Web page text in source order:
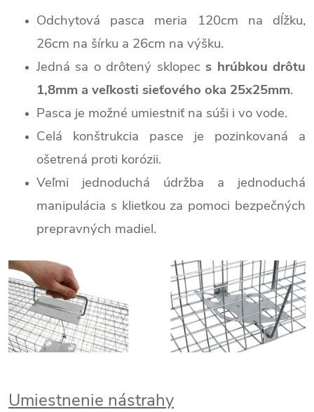
Odchytová pasca meria 120cm na dĺžku,
26cm na šírku a 26cm na výšku.
Jedná sa o drôtený sklopecs hrúbkou drôtu
1,8mm a veľkosti sieťového oka 25x25mm.
Pasca je možné umiestniť na súši i vo vode.
Celá konštrukcia pasce je pozinkovaná a
ošetrená proti korózii.
Veľmi jednoduchá údržba a jednoduchá
manipulácia s klietkou za pomoci bezpečných
prepravných madiel.
Umiestnenie nástrahy